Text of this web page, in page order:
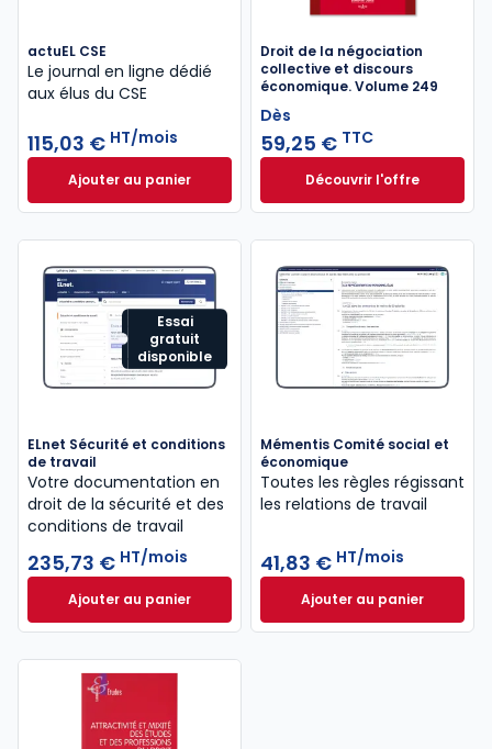
actuEL CSE
Le journal en ligne dédié
aux élus du CSE
115,03 € HT/mois
Ajouter au panieractuEL CSE à 115,03 € HT/mois
Droit de la négociation
collective et discours
économique. Volume 249
Dès
59,25 € TTC
Découvrir l'offre
Droit de la
Dès
Essai
gratuit
disponible
ELnet Sécurité et conditions
de travail
Votre documentation en
droit de la sécurité ​et des
conditions de travail
235,73 € HT/mois
Ajouter au panierELnet Sécurité et conditions de travail à 235,73 €
Mémentis Comité social et
économique
Toutes les règles régissant
les relations de travail
41,83 € HT/mois
Ajouter au panierMémentis Comité